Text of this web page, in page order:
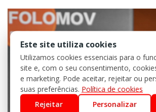
Este site utiliza cookies
Utilizamos cookies essenciais para o
site e, com o seu consentimento,
e marketing. Pode aceitar, rejeitar ou
suas preferências. Política de cookies
Rejeitar
Personalizar